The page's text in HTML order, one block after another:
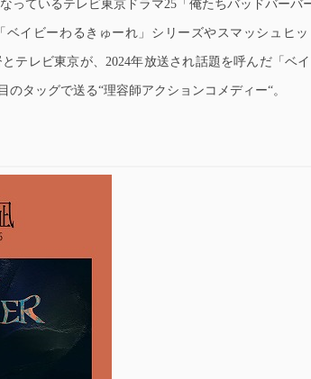
っているテレビ東京ドラマ25「俺たちバッドバーバ
ベイビーわるきゅーれ」シリーズやスマッシュヒ
とテレビ東京が、2024年放送され話題を呼んだ「ベ
タッグで送る“理容師アクションコメディー“。